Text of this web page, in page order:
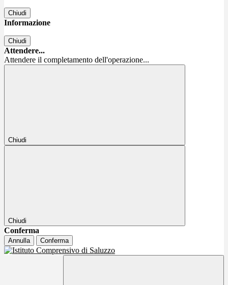
Chiudi
Informazione
Chiudi
Attendere...
Attendere il completamento dell'operazione...
Chiudi
Chiudi
Conferma
Annulla Conferma